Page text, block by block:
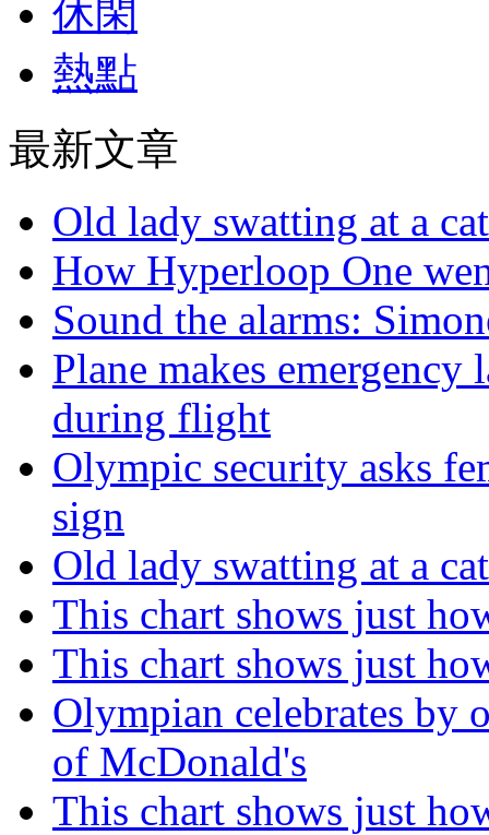
休閑
熱點
最新文章
Old lady swatting at a
How Hyperloop One
Sound the alarms:
Plane makes
during flight
Olympic security asks
sign
Old lady swatting at a
This chart shows just
This chart shows just
Olympian celebrates by
of McDonald's
This chart shows just